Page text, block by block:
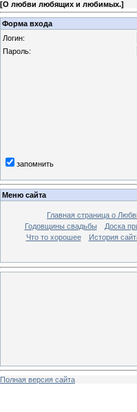
[О любви любящих и любимых.]
Форма входа
Логин:
Пароль:
запомнить
Меню сайта
Главная страница о
Годовщины свадьбы
Доска
Что то хорошее
История
Полная версия сайта